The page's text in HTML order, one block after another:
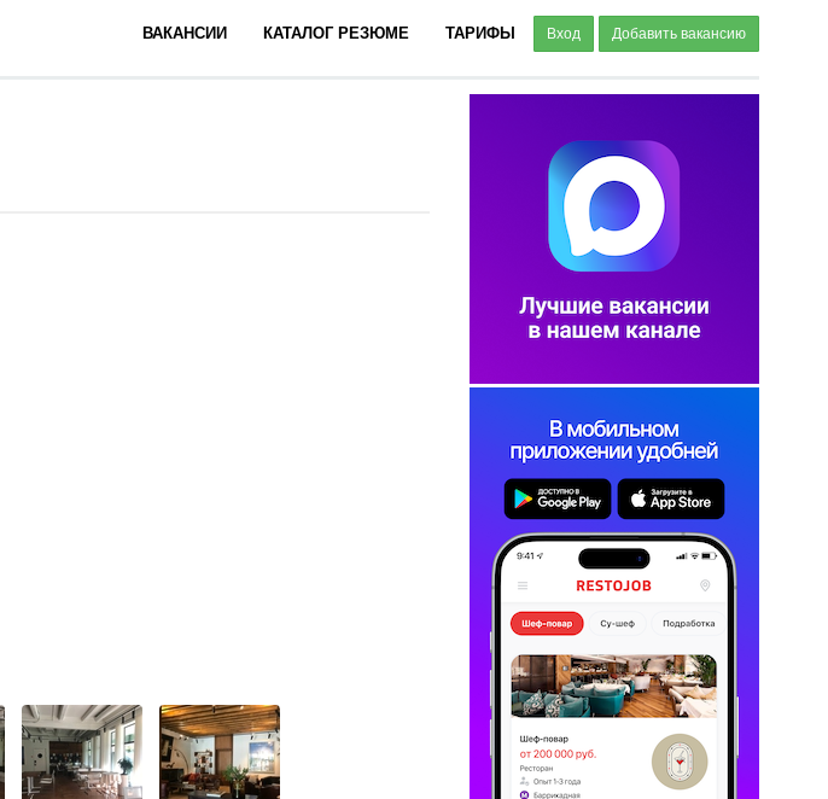
ВАКАНСИИ КАТАЛОГ РЕЗЮМЕ ТАРИФЫ Вход Добавить вакансию